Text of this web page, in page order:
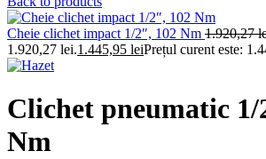
Cheie clichet impact 1/2″, 102 Nm 1.920,27
1.920,27 lei.1.445,95 leiPrețul curent este:
Clichet pneumatic 1/
Nm